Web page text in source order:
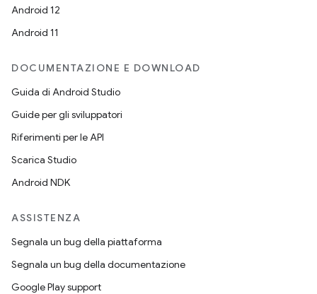
Android 12
Android 11
DOCUMENTAZIONE E DOWNLOAD
Guida di Android Studio
Guide per gli sviluppatori
Riferimenti per le API
Scarica Studio
Android NDK
ASSISTENZA
Segnala un bug della piattaforma
Segnala un bug della documentazione
Google Play support